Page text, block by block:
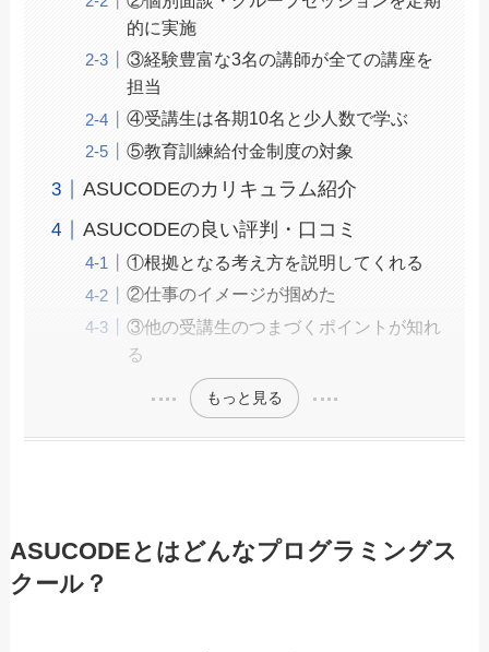
的に実施
③経験豊富な3名の講師が全ての講座を
担当
④受講生は各期10名と少人数で学ぶ
⑤教育訓練給付金制度の対象
ASUCODEのカリキュラム紹介
ASUCODEの良い評判・口コミ
①根拠となる考え方を説明してくれる
②仕事のイメージが掴めた
③他の受講生のつまづくポイントが知れ
る
もっと見る
ASUCODEとはどんなプログラミングス
クール？